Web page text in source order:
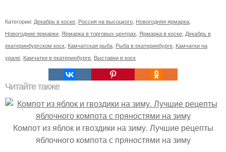
Категории: Декабрь в коске Россия на высоцкого Новогодняя ярмарка
Новогодние ярмарки Ярмарка в торговых центрах Ярмарка в коске Декабрь в
екатеринбургском коск Камчатская рыба Рыба в екатеринбурге Камчатки на
урале Камчатки в екатеринбурге Выставки в коск
Читайте также
Компот из яблок и гвоздики на зиму. Лучшие рецепты
яблочного компота с пряностями на зиму